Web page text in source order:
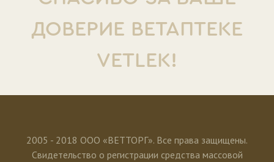
ДОВЕРИЕ ВЕТАПТЕКЕ
VETLEK!
2005 - 2018 ООО «ВЕТТОРГ». Все права защищены.
Свидетельство о регистрации средства массовой